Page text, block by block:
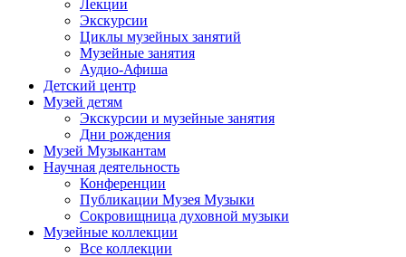
Лекции
Экскурсии
Циклы музейных занятий
Музейные занятия
Аудио-Афиша
Детский центр
Музей детям
Экскурсии и музейные занятия
Дни рождения
Музей Музыкантам
Научная деятельность
Конференции
Публикации Музея Музыки
Сокровищница духовной музыки
Музейные коллекции
Все коллекции